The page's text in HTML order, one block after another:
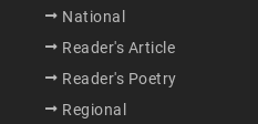
National
Reader's Article
Reader's Poetry
Regional